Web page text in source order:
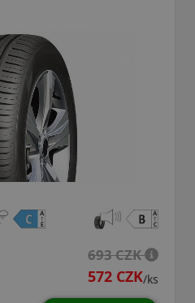
693 CZK
572 CZK/ks